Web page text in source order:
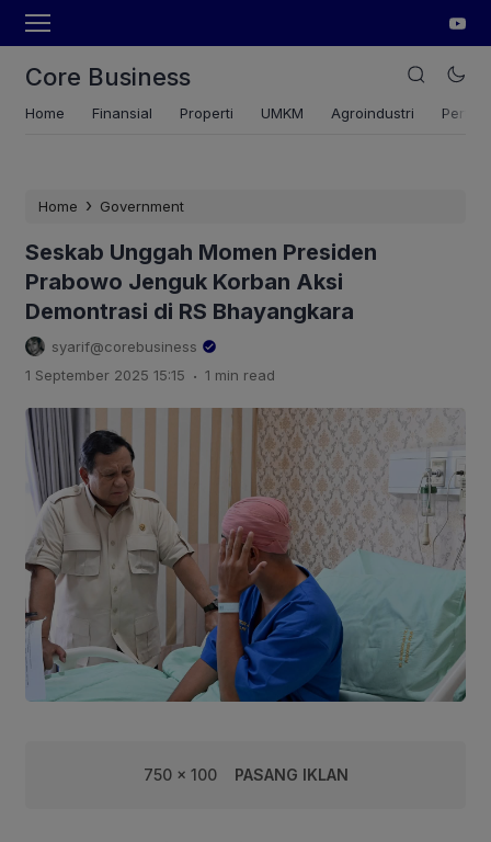
Core Business
Home Finansial Properti UMKM Agroindustri
Home › Government
Seskab Unggah Momen Presiden
Prabowo Jenguk Korban Aksi
Demontrasi di RS Bhayangkara
syarif@corebusiness
1 September 2025 15:15 . 1 min read
750 x 100 PASANG IKLAN